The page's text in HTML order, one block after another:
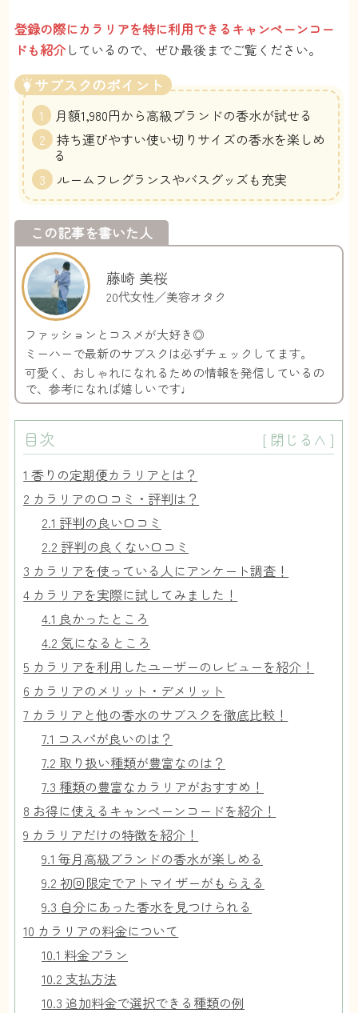
登録の際にカラリアを特に利用できるキャンペーンコー
ドも紹介しているので、ぜひ最後までご覧ください。
サブスクのポイント
月額1,980円から高級ブランドの香水が試せる
持ち運びやすい使い切りサイズの香水を楽しめ
る
ルームフレグランスやバスグッズも充実
この記事を書いた人
藤崎 美桜
20代女性／美容オタク
ファッションとコスメが大好き◎
ミーハーで最新のサブスクは必ずチェックしてます。
可愛く、おしゃれになれるための情報を発信しているの
で、参考になれば嬉しいです♩
目次 [ 閉じる∧ ]
1 香りの定期便カラリアとは？
2 カラリアの口コミ・評判は？
2.1 評判の良い口コミ
2.2 評判の良くない口コミ
3 カラリアを使っている人にアンケート調査！
4 カラリアを実際に試してみました！
4.1 良かったところ
4.2 気になるところ
5 カラリアを利用したユーザーのレビューを紹介！
6 カラリアのメリット・デメリット
7 カラリアと他の香水のサブスクを徹底比較！
7.1 コスパが良いのは？
7.2 取り扱い種類が豊富なのは？
7.3 種類の豊富なカラリアがおすすめ！
8 お得に使えるキャンペーンコードを紹介！
9 カラリアだけの特徴を紹介！
9.1 毎月高級ブランドの香水が楽しめる
9.2 初回限定でアトマイザーがもらえる
9.3 自分にあった香水を見つけられる
10 カラリアの料金について
10.1 料金プラン
10.2 支払方法
10.3 追加料金で選択できる種類の例